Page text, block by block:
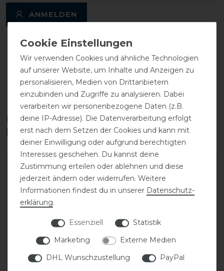
ANMELDEN
DETAILS ZUR PRODUKTSICHERHEIT
Diese Produkte könnten dich auch
interessieren
Wir verwenden Cookies und ähnliche Technologien
auf unserer Website, um Inhalte und Anzeigen zu
personalisieren, Medien von Drittanbietern
einzubinden und Zugriffe zu analysieren. Dabei
verarbeiten wir personenbezogene Daten (z.B.
deine IP-Adresse). Die Datenverarbeitung erfolgt
erst nach dem Setzen der Cookies und kann mit
deiner Einwilligung oder aufgrund berechtigten
Interesses geschehen. Du kannst deine
Zustimmung erteilen oder ablehnen und diese
jederzeit ändern oder widerrufen. Weitere
Informationen findest du in unserer Daten­schutz­
erklärung.
Essenziell
Statistik
Marketing
Externe Medien
DHL Wunschzustellung
PayPal